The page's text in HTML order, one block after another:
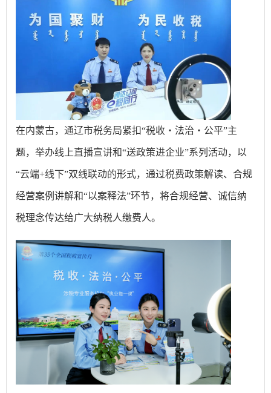
在内蒙古，通辽市税务局紧扣“税收・法治・公平”主
题，举办线上直播宣讲和“送政策进企业”系列活动，以
“云端+线下”双线联动的形式，通过税费政策解读、合规
经营案例讲解和“以案释法”环节，将合规经营、诚信纳
税理念传达给广大纳税人缴费人。